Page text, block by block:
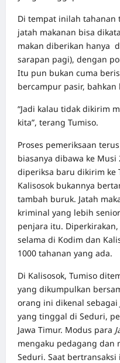
Di tempat inilah tahanan
jatah makanan bisa
makan diberikan hanya
sarapan pagi), dengan
Itu pun bukan cuma
bercampur pasir, bahkan
“Jadi kalau tidak dikirim
kita”, terang Tumiso.
Proses pemeriksaan
biasanya dibawa ke
diperiksa baru dikirim ke
Kalisosok bukannya
tambah buruk. Jatah
kriminal yang lebih
penjara itu.
selama di Kodim dan
1000 tahanan yang ada.
Di Kalisosok, Tumiso
yang dikumpulkan
orang ini dikenal sebagai
yang tinggal di Seduri,
Jawa Timur. Modus para
mengaku pedagang dan
Seduri. Saat